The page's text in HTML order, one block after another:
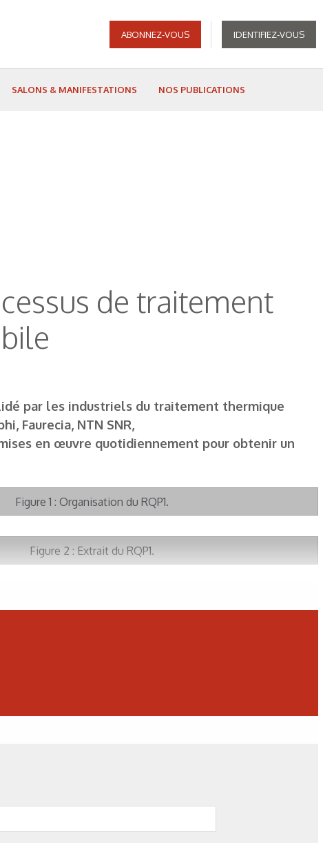
ABONNEZ-VOUS IDENTIFIEZ-VOUS
SALONS & MANIFESTATIONS NOS PUBLICATIONS
de traitement
par les industriels du traitement thermique
Faurecia, NTN SNR,
en œuvre quotidiennement pour obtenir un
Figure 1 : Organisation du RQP1.
Figure 2 : Extrait du RQP1.